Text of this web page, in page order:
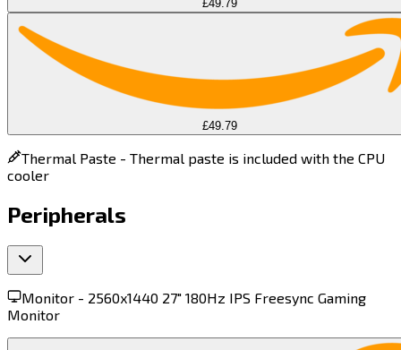
£49.79
£49.79
Thermal Paste - Thermal paste is included with the CPU
cooler
Peripherals
Monitor - 2560x1440 27" 180Hz IPS Freesync Gaming
Monitor​​​​‌ ‍ ​‍​‍‌‍ ‌ ​‍‌‍‍‌‌‍‌ ‌‍‍‌‌‍ ‍​‍​‍​ ‍‍​‍​‍‌ ​ ‌‍​‌‌‍ ‍‌‍‍‌‌ ‌​‌ ‍‌​‍ ‍‌‍‍‌‌‍ ​‍​‍​‍ ​​‍​‍‌‍‍​‌ ​‍‌‍‌‌‌‍‌‍​‍​‍​ ‍‍​‍​‍​‍ ‌‍​‌‌‍‌​‌‍ ‌‌‍‍‌‌‍ ‍​‍ ‌‍‍‌‌‍ ‍‌ ‌​‌‍‌‌‌‍ ‍‌ ‌​​‍ ‌‍‌‌‌‍‌​‌‍‍‌‌ ‌​​‍ ‌‍ ‌‌‍ ‌‍‌​‌‍‌‌​ ‌‌ ​​‌ ​‍‌‍‌‌‌ ​ ‌‍‌‌‌‍ ‍‌ ‌​‌‍​‌‌ ‌​‌‍‍‌‌‍ ‌‍ ‍​ ‍ ‌‍‍‌‌‍‌​​ ‌​ ​‍​ ‍‌‌‍‌‍​ ​‍​ ​‍​ ‍​‌‍‌​‌‍‌‍​‍ ‌​ ‌​​ ‍‌‌‍‌‌​ ​​​‍ ‌​ ‌​‌‍‌‍​ ​‍‌‍‌‍​‍ ‌​ ‍​​ ‌​​ ‌‌​ ‌​​‍ ‌‌‍‌‌​ ‌​​ ‌‍​ ​‌‌‍​ ​ ‍‌​ ‌‍​ ​ ​ ​‌​ ‍​​ ‌​​ ‌‌​ ‍ ‌ ‌​‌ ‍‌‌ ​​‌‍‌‌​ ‌‌‍ ‌‌‍ ‌‍ ‍‌‍‍‌‌ ‌​‌‍ ‌ ​‍​ ‍ ‌ ​​‌‍​‌‌ ‌​‌‍‍​​ ‌‌‍ ‍‌‍​‌‌‍ ‌‌‍‌‌​ ‌‍​‍‌‍​‌‌ ​ ‌‍‌‌‌‌‌‌‌ ​‍‌‍ ​​ ‌​‍‌‌​ ​‍‌​‌‍‌‍​‌‌‍‌​‌‍ ‌‌‍‍‌‌‍ ‍​‍‌‍‌‍‍‌‌‍‌​​ ‌​ ​‍​ ‍‌‌‍‌‍​ ​‍​ ​‍​ ‍​‌‍‌​‌‍‌‍​‍ ‌​ ‌​​ ‍‌‌‍‌‌​ ​​​‍ ‌​ ‌​‌‍‌‍​ ​‍‌‍‌‍​‍ ‌​ ‍​​ ‌​​ ‌‌​ ‌​​‍ ‌‌‍‌‌​ ‌​​ ‌‍​ ​‌‌‍​ ​ ‍‌​ ‌‍​ ​ ​ ​‌​ ‍​​ ‌​​ ‌‌​‍‌‍‌ ‌​‌ ‍‌‌ ​​‌‍‌‌​ ‌‌‍ ‌‌‍ ‌‍ ‍‌‍‍‌‌ ‌​‌‍ ‌ ​‍​‍‌‍‌ ​​‌‍​‌‌ ‌​‌‍‍​​ ‌‌‍ ‍‌‍​‌‌‍ ‌‌‍‌‌​‍‌‍‌ ​​‌‍‌‌‌ ​‍‌ ​ ‌ ​​‌‍‌‌‌‍​ ‌ ‌​‌‍‍‌‌ ‌‍‌‍‌‌​ ‌‌ ​​‌ ‌‌‌‍​‍‌‍ ​‌‍‍‌‌ ​ ‌‍‍​‌‍‌‌‌‍‌​​‍​‍‌ ‌